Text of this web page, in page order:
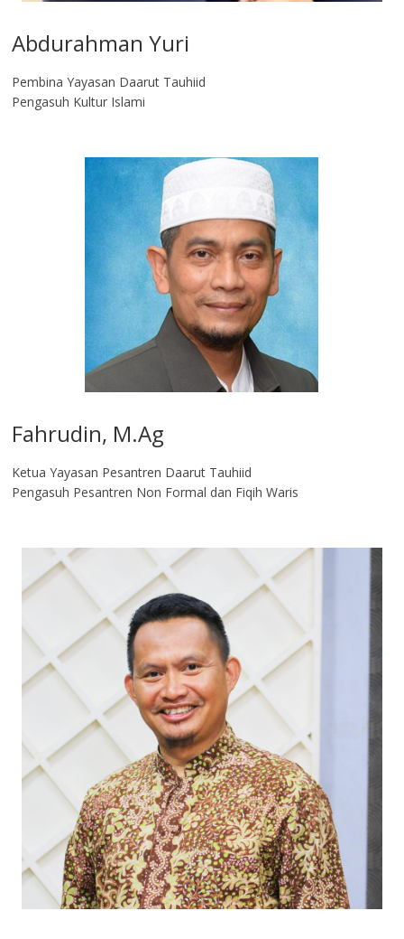
Abdurahman Yuri
Pembina Yayasan Daarut Tauhiid
Pengasuh Kultur Islami
Fahrudin, M.Ag​
Ketua Yayasan Pesantren Daarut Tauhiid
Pengasuh Pesantren Non Formal dan Fiqih Waris